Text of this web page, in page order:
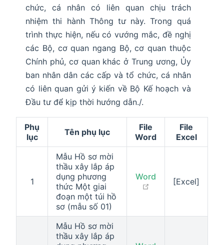
chức, cá nhân có liên quan chịu trách
nhiệm thi hành Thông tư này. Trong quá
trình thực hiện, nếu có vướng mắc, đề nghị
các Bộ, cơ quan ngang Bộ, cơ quan thuộc
Chính phủ, cơ quan khác ở Trung ương, Ủy
ban nhân dân các cấp và tổ chức, cá nhân
có liên quan gửi ý kiến về Bộ Kế hoạch và
Đầu tư để kịp thời hướng dẫn./.
Phụ
lục
Tên phụ lục
File
Word
File
Excel
1
Mẫu Hồ sơ mời
thầu xây lắp áp
dụng phương
thức Một giai
đoạn một túi hồ
sơ (mẫu số 01)
Word
open in new
[Excel]
Mẫu Hồ sơ mời
thầu xây lắp áp